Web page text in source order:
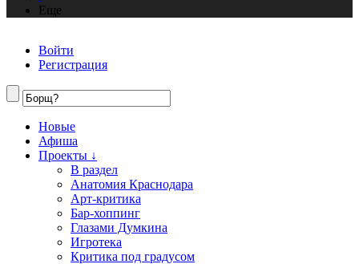
Еще
Войти
Регистрация
Новые
Афиша
Проекты ↓
В раздел
Анатомия Краснодара
Арт-критика
Бар-хоппинг
Глазами Думкина
Игротека
Критика под градусом